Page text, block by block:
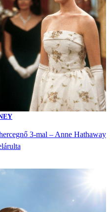
3-mal – Anne Hathaway